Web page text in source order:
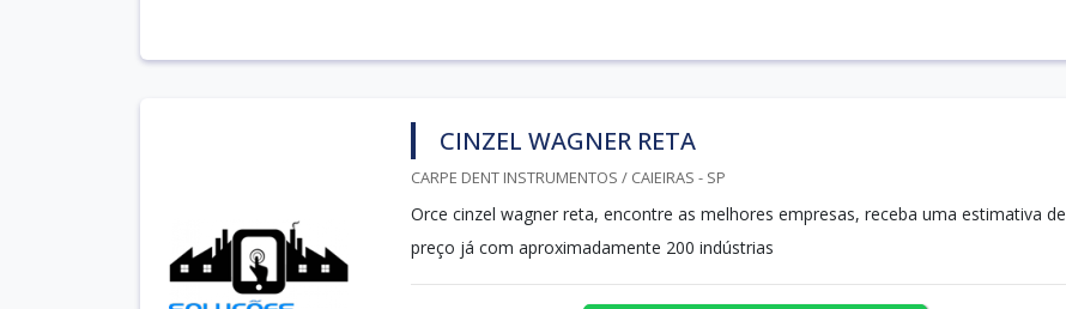
CINZEL WAGNER RETA
CARPE DENT INSTRUMENTOS / CAIEIRAS - SP
Orce cinzel wagner reta, encontre as melhores empresas, receba uma estimativa de
preço já com aproximadamente 200 indústrias